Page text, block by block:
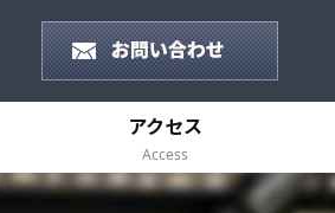
アクセス
Access